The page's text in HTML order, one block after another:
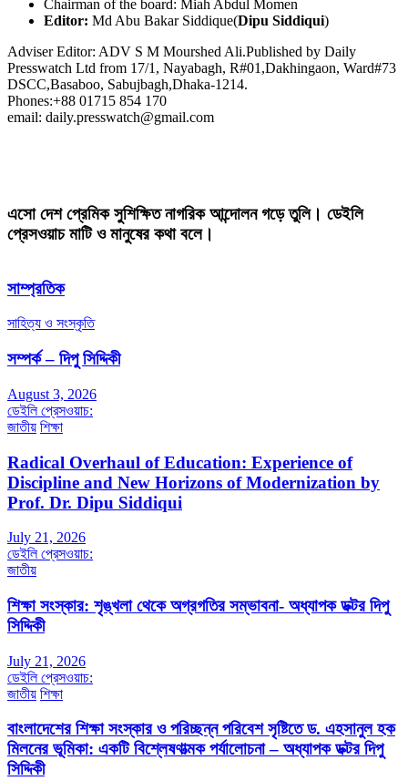
Chairman of the board: Miah Abdul Momen
Editor: Md Abu Bakar Siddique(Dipu Siddiqui)
Adviser Editor: ADV S M Mourshed Ali.Published by Daily
Presswatch Ltd from 17/1, Nayabagh, R#01,Dakhingaon, Ward#73
DSCC,Basaboo, Sabujbagh,Dhaka-1214.
Phones:+88 01715 854 170
email: daily.presswatch@gmail.com
এসো দেশ প্রেমিক সুশিক্ষিত নাগরিক আন্দোলন গড়ে তুলি। ডেইলি
প্রেসওয়াচ মাটি ও মানুষের কথা বলে।
সাম্প্রতিক
সাহিত্য ও সংস্কৃতি
সম্পর্ক – দিপু সিদ্দিকী
August 3, 2026
ডেইলি প্রেসওয়াচ:
জাতীয় শিক্ষা
Radical Overhaul of Education: Experience of
Discipline and New Horizons of Modernization by
Prof. Dr. Dipu Siddiqui
July 21, 2026
ডেইলি প্রেসওয়াচ:
জাতীয়
শিক্ষা সংস্কার: শৃঙ্খলা থেকে অগ্রগতির সম্ভাবনা- অধ্যাপক ডক্টর দিপু
সিদ্দিকী
July 21, 2026
ডেইলি প্রেসওয়াচ:
জাতীয় শিক্ষা
বাংলাদেশের শিক্ষা সংস্কার ও পরিচ্ছন্ন পরিবেশ সৃষ্টিতে ড. এহসানুল হক
মিলনের ভূমিকা: একটি বিশ্লেষণাত্মক পর্যালোচনা – অধ্যাপক ডক্টর দিপু
সিদ্দিকী